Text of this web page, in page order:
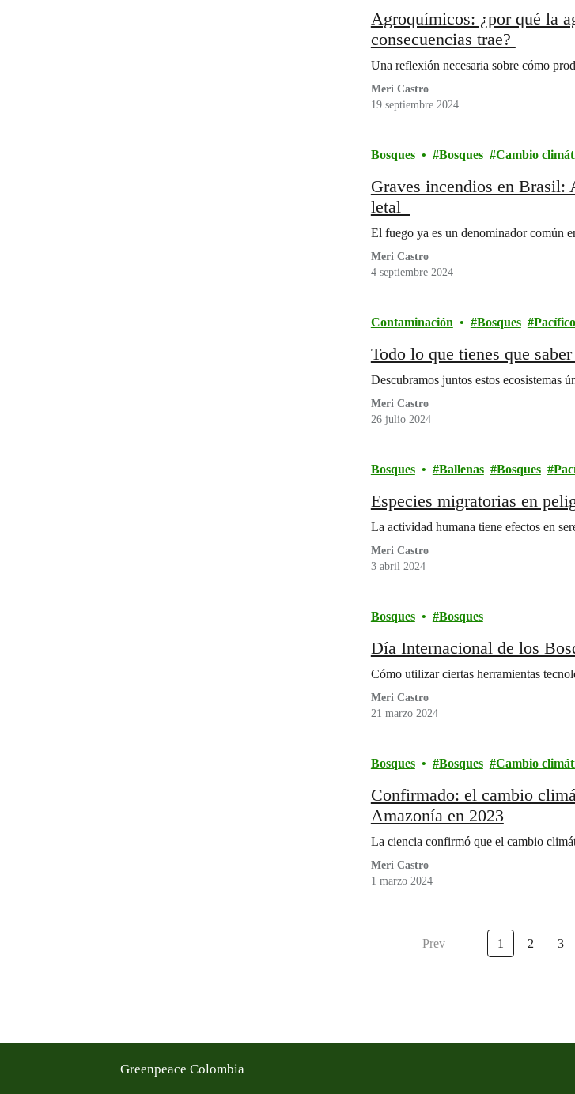
Agroquímicos: ¿por qué la
consecuencias trae?
Una reflexión necesaria sobre cómo
Meri Castro
19 septiembre 2024
Bosques Bosques Cambio
Graves incendios en Brasil:
letal
El fuego ya es un denominador común
Meri Castro
4 septiembre 2024
Contaminación Bosques
Todo lo que tienes que
Descubramos juntos estos ecosistemas
Meri Castro
26 julio 2024
Bosques Ballenas Bosques
Especies migratorias en
La actividad humana tiene efectos en
Meri Castro
3 abril 2024
Bosques Bosques
Día Internacional de los
Cómo utilizar ciertas herramientas
Meri Castro
21 marzo 2024
Bosques Bosques Cambio
Confirmado: el cambio
Amazonía en 2023
La ciencia confirmó que el cambio
Meri Castro
1 marzo 2024
Prev 1 2 3
Greenpeace Colombia